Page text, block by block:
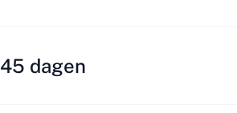
45 dagen